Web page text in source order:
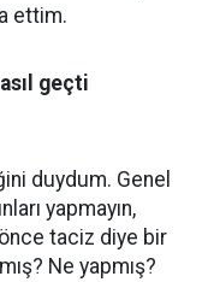
ettim.
geçti
duydum. Genel
yapmayın,
önce taciz diye bir
Ne yapmış?